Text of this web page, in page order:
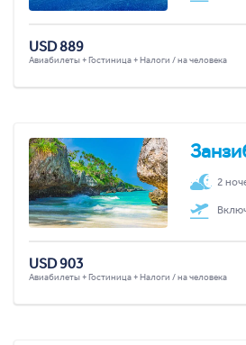
USD 889
Авиабилеты + Гостиница + Налоги / на человека
2
USD 903
Авиабилеты + Гостиница + Налоги / на человека